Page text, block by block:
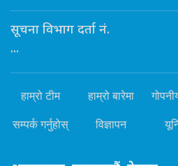
सूचना विभाग दर्ता नं.
...
हाम्रो टीम हाम्रो बारेमा
सम्पर्क गर्नुहोस् विज्ञापन